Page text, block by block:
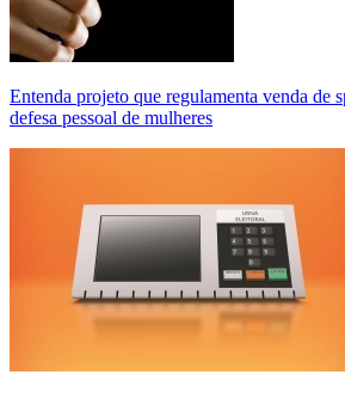
Entenda projeto que regulamenta venda de
defesa pessoal de mulheres